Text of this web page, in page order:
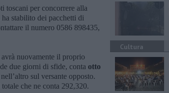
toscani per concorrere alla
stabilito dei pacchetti di
il numero 0586 898435,
avrà nuovamente il proprio
due giorni di sfide, conta otto
sul versante opposto.
che ne conta 292,320.
Cultura